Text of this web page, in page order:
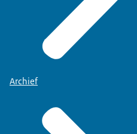
Archief